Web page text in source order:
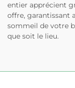
entier apprécient
offre, garantissant
sommeil de votre
que soit le lieu.